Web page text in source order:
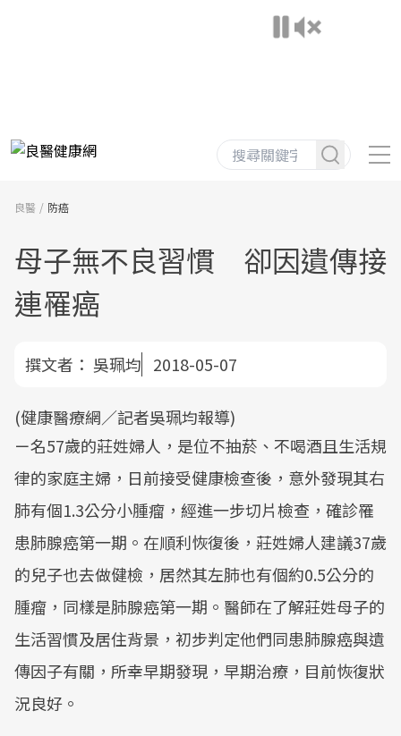
良醫 防癌
母子無不良習慣 卻因遺傳接
連罹癌
撰文者： 吳珮均 2018-05-07
(健康醫療網／記者吳珮均報導)
ㄧ名57歲的莊姓婦人，是位不抽菸、不喝酒且生活規
律的家庭主婦，日前接受健康檢查後，意外發現其右
肺有個1.3公分小腫瘤，經進一步切片檢查，確診罹
患肺腺癌第一期。在順利恢復後，莊姓婦人建議37歲
的兒子也去做健檢，居然其左肺也有個約0.5公分的
腫瘤，同樣是肺腺癌第一期。醫師在了解莊姓母子的
生活習慣及居住背景，初步判定他們同患肺腺癌與遺
傳因子有關，所幸早期發現，早期治療，目前恢復狀
況良好。